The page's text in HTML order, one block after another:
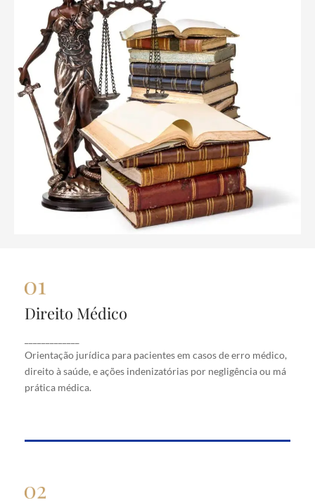
Direito Médico
Orientação jurídica para pacientes em casos de erro médico,
direito à saúde, e ações indenizatórias por negligência ou má
prática médica.
Direito Médico
erro médico, direito à saúde, e ações indenizatórias
por negligência ou má prática médica.